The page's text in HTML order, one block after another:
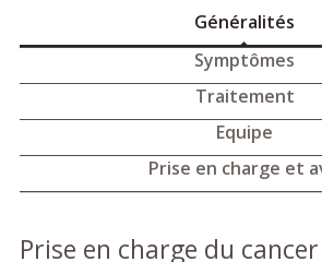
Généralités
Symptômes
Traitement
Equipe
Prise en charge et
Prise en charge du